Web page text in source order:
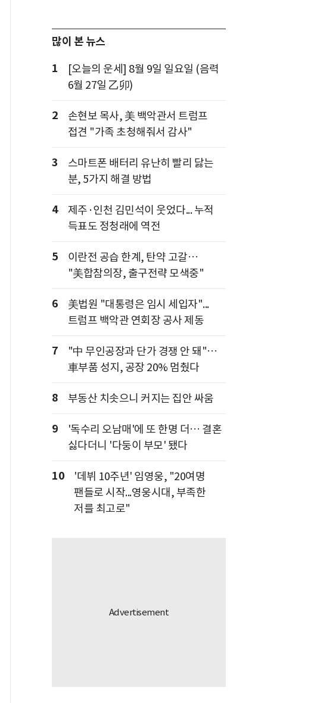
많이 본 뉴스
1
[오늘의 운세] 8월 9일 일요일 (음력
6월 27일 乙卯)
2
손현보 목사, 美 백악관서 트럼프
접견 "가족 초청해줘서 감사"
3
스마트폰 배터리 유난히 빨리 닳는
분, 5가지 해결 방법
4
제주·인천 김민석이 웃었다... 누적
득표도 정청래에 역전
5
이란전 공습 한계, 탄약 고갈…
"美합참의장, 출구전략 모색중"
6
美법원 "대통령은 임시 세입자"...
트럼프 백악관 연회장 공사 제동
7
"中 무인공장과 단가 경쟁 안 돼"…
車부품 성지, 공장 20% 멈췄다
8 부동산 치솟으니 커지는 집안 싸움
9
'독수리 오남매'에 또 한명 더… 결혼
싫다더니 '다둥이 부모' 됐다
10
'데뷔 10주년' 임영웅, "20여명
팬들로 시작...영웅시대, 부족한
저를 최고로"